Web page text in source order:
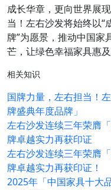
成长华章，更向世界展
当！左右沙发将始终以“
牌”为愿景，推动中国家
芒，让绿色幸福家具惠及
相关知识
国牌力量，左右担当！
牌盛典年度品牌」
左右沙发连续三年荣膺
牌卓越实力再获印证
左右沙发连续三年荣膺
牌卓越实力再获印证！
2025年「中国家具十大